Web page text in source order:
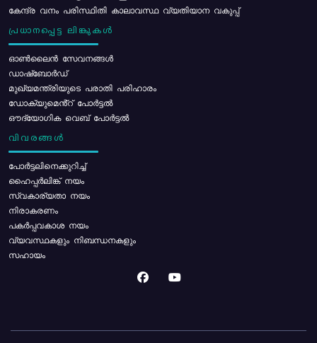
കേന്ദ്ര വനം പരിസ്ഥിതി കാലാവസ്ഥ വ്യതിയാന വകുപ്പ്
പ്രധാനപ്പെട്ട ലിങ്കുകൾ
ഓൺലൈൻ സേവനങ്ങൾ
ഡാഷ്ബോർഡ്
മുഖ്യമന്ത്രിയുടെ പരാതി പരിഹാരം
ഡോക്യുമെൻ്റ് പോർട്ടൽ
ഔദ്യോഗിക വെബ് പോർട്ടൽ
വിവരങ്ങൾ
പോര്‍ട്ടലിനെക്കുറിച്ച്
ഹൈപ്പർലിങ്ക് നയം
സ്വകാര്യതാ നയം
നിരാകരണം
പകർപ്പവകാശ നയം
വ്യവസ്ഥകളും നിബന്ധനകളും
സഹായം